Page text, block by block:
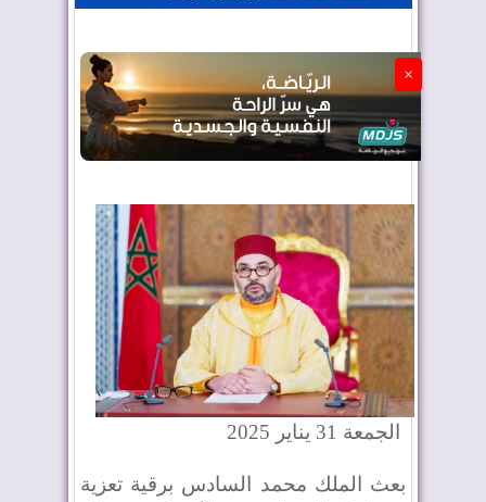
×
الجمعة 31 يناير 2025
بعث الملك محمد السادس برقية تعزية